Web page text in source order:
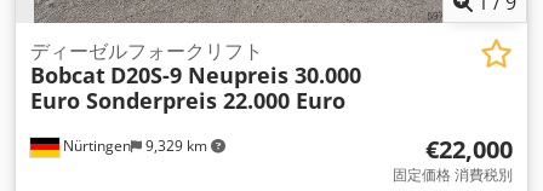
Nürtingen 9,329 km
ディーゼルフォークリフト
Bobcat D20S-9 Neupreis 30.000
Euro Sonderpreis 22.000 Euro
€22,000
固定価格 消費税別